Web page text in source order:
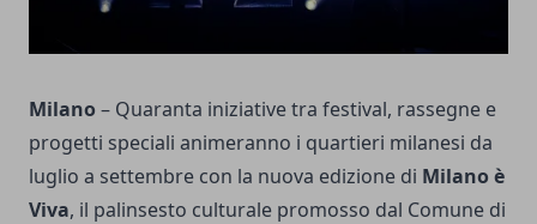
Milano – Quaranta iniziative tra festival, rassegne e
progetti speciali animeranno i quartieri milanesi da
luglio a settembre con la nuova edizione di Milano è
Viva, il palinsesto culturale promosso dal Comune di